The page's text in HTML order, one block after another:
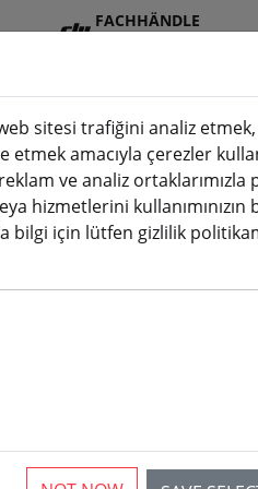
FACHHÄNDLE
Seite)
Aksesuarl
ar
3D
baskı
uçaklar için
sitesi trafiğini analiz
amacıyla çerezler
ve analiz ortaklarımızla
hizmetlerini
için lütfen gizlilik